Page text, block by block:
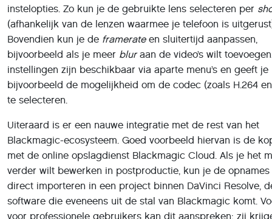
instelopties. Zo kun je de gebruikte lens selecteren per
(afhankelijk van de lenzen waarmee je telefoon is
Bovendien kun je de framerateen sluitertijd aanpassen,
bijvoorbeeld als je meer bluraan de video’s wilt
instellingen zijn beschikbaar via aparte menu’s en geeft je
bijvoorbeeld de mogelijkheid om de codec (zoals H.264
te selecteren.
Uiteraard is er een nauwe integratie met de rest van het
Blackmagic-ecosysteem. Goed voorbeeld hiervan is de
met de online opslagdienst Blackmagic Cloud. Als je het
verder wilt bewerken in postproductie, kun je de opnames
direct importeren in een project binnen DaVinci Resolve,
software die eveneens uit de stal van Blackmagic komt.
voor professionele gebruikers kan dit aanspreken: zij